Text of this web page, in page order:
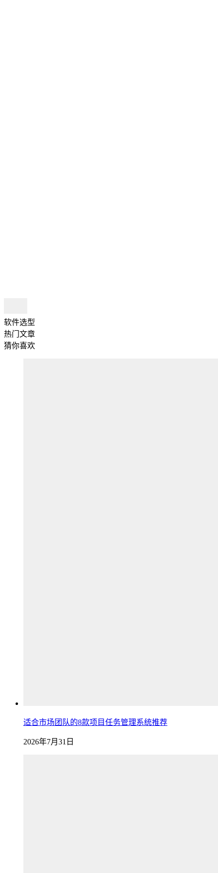
软件选型
热门文章
猜你喜欢
适合市场团队的8款项目任务管理系统推荐
2026年7月31日